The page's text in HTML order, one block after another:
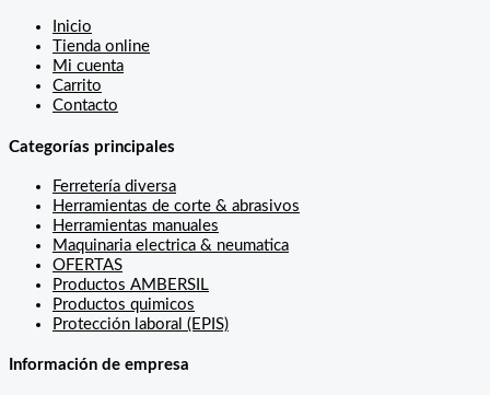
Inicio
Tienda online
Mi cuenta
Carrito
Contacto
Categorías principales
Ferretería diversa
Herramientas de corte & abrasivos
Herramientas manuales
Maquinaria electrica & neumatica
OFERTAS
Productos AMBERSIL
Productos quimicos
Protección laboral (EPIS)
Información de empresa